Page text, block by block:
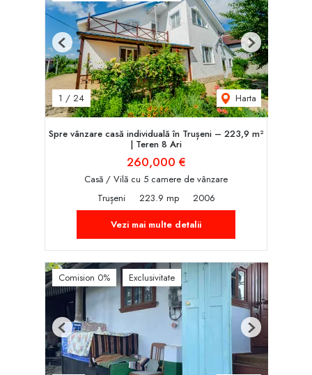
1 / 24 Harta
Previous Next
Spre vânzare casă individuală în Trușeni – 223,9 m²
| Teren 8 Ari
260,000 €
Casă / Vilă cu 5 camere de vânzare
Trușeni
223.9 mp
2006
Vezi mai multe detalii
Comision 0% Exclusivitate
Previous Next